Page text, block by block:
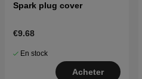
Spark plug cover
€9.68
En stock
Acheter